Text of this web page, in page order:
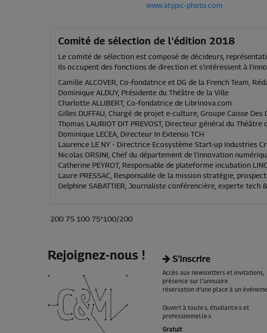
www.atypic-photo.com
Comité de sélection de l'édition 2018
Le comité de sélection est composé de décideurs,
Ils occupent des fonctions de direction et s’intéressent à
Camille ALCOVER, Co-fondatrice et DG de la French Team,
Dominique ALDUY, Présidente du Théâtre de la Ville
Charlotte ALLIBERT, Co-fondatrice de Librinova.com
Gilles DUFFAU, Chargé de projet e-culture, Groupe Caisse Des
Thomas LAURIOT DIT PREVOST, Directeur général du Théâtre
Dominique LECEA, Directeur In Extenso TCH
Laurence LE NY - Directrice Ecosystème Start-up Industries
Nicolas ORSINI, Chef du département de l'innovation
Catherine PEYROT, Responsable de plateforme incubation
Laure PRESSAC, Responsable de la mission stratégie,
Delphine SABATTIER, Journaliste conférencière, experte tech
200 75 100 75*100/200
Rejoignez-nous ! S’inscrire
Accès aux newsletters et invitations,
présence sur l'annuaire
réservation d'une place à un
Ouvert à tou.te.s, étudiant.e.s et
professionnel.le.s
Gratuit